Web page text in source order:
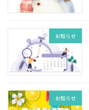
お知らせ
お知らせ